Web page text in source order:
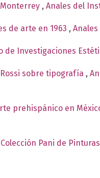
, Anales del
de arte en 1963 ,
Investigaciones
sobre tipografía ,
prehispánico en
Pani de